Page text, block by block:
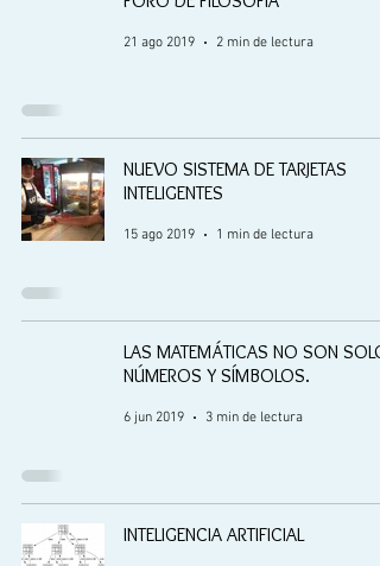
21 ago 2019 2 min de lectura
NUEVO SISTEMA DE TARJETAS
INTELIGENTES
15 ago 2019 1 min de lectura
LAS MATEMÁTICAS NO SON SOLO
NÚMEROS Y SÍMBOLOS.
6 jun 2019 3 min de lectura
INTELIGENCIA ARTIFICIAL